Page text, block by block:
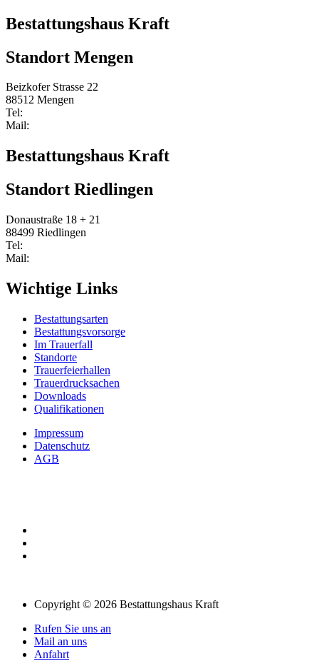
Bestattungshaus Kraft
Standort Mengen
Beizkofer Strasse 22
88512 Mengen
Tel:
Mail:
Bestattungshaus Kraft
Standort Riedlingen
Donaustraße 18 + 21
88499 Riedlingen
Tel:
Mail:
Wichtige Links
Bestattungsarten
Bestattungsvorsorge
Im Trauerfall
Standorte
Trauerfeierhallen
Trauerdrucksachen
Downloads
Qualifikationen
Impressum
Datenschutz
AGB
Copyright © 2026 Bestattungshaus Kraft
Rufen Sie uns an
Mail an uns
Anfahrt